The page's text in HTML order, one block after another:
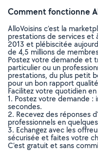
Comment fonctionne
AlloVoisins c’est la
prestations de services et
2013 et plébiscitée
de 4,5 millions de
Postez votre demande et
particulier ou un
prestations, du plus petit
pour un bon rapport
Facilitez votre quotidien
1. Postez votre demande :
secondes.
2. Recevez des réponses
professionnels en
3. Echangez avec les
sécurisée et faites votre
C’est gratuit et sans